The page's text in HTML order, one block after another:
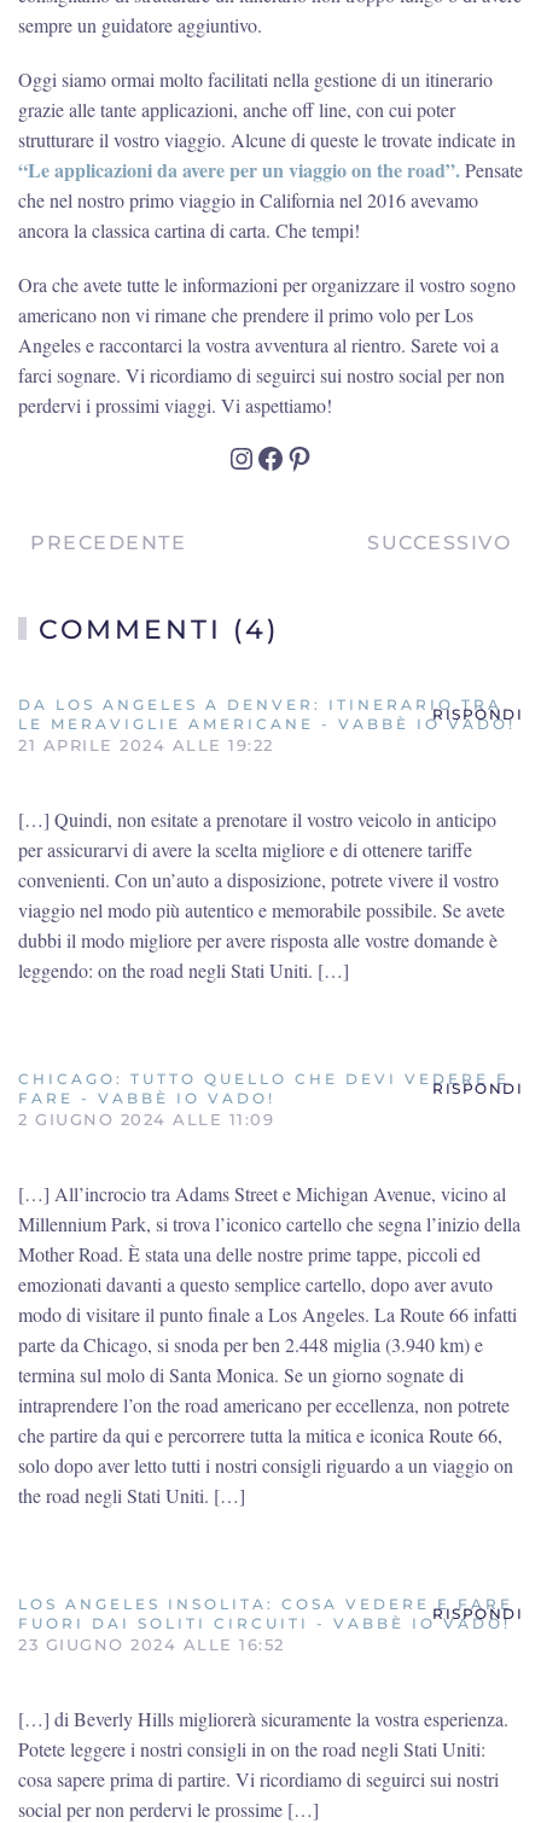
sempre un guidatore aggiuntivo.
Oggi siamo ormai molto facilitati nella gestione di un itinerario
grazie alle tante applicazioni, anche off line, con cui poter
strutturare il vostro viaggio. Alcune di queste le trovate indicate in
“Le applicazioni da avere per un viaggio on the road”.Pensate
che nel nostro primo viaggio in California nel 2016 avevamo
ancora la classica cartina di carta. Che tempi!
Ora che avete tutte le informazioni per organizzare il vostro sogno
americano non vi rimane che prendere il primo volo per Los
Angeles e raccontarci la vostra avventura al rientro. Sarete voi a
farci sognare. Vi ricordiamo di seguirci sui nostro social per non
perdervi i prossimi viaggi. Vi aspettiamo!
Instagram
Facebook
Pinterest
PRECEDENTE SUCCESSIVO
COMMENTI (4)
DA LOS ANGELES A DENVER: ITINERARIO TRA
LE MERAVIGLIE AMERICANE - VABBÈ IO VADO!
21 APRILE 2024 ALLE 19:22
RISPONDI
[…] Quindi, non esitate a prenotare il vostro veicolo in anticipo
per assicurarvi di avere la scelta migliore e di ottenere tariffe
convenienti. Con un’auto a disposizione, potrete vivere il vostro
viaggio nel modo più autentico e memorabile possibile. Se avete
dubbi il modo migliore per avere risposta alle vostre domande è
leggendo: on the road negli Stati Uniti. […]
CHICAGO: TUTTO QUELLO CHE DEVI VEDERE E
FARE - VABBÈ IO VADO!
2 GIUGNO 2024 ALLE 11:09
RISPONDI
[…] All’incrocio tra Adams Street e Michigan Avenue, vicino al
Millennium Park, si trova l’iconico cartello che segna l’inizio della
Mother Road. È stata una delle nostre prime tappe, piccoli ed
emozionati davanti a questo semplice cartello, dopo aver avuto
modo di visitare il punto finale a Los Angeles. La Route 66 infatti
parte da Chicago, si snoda per ben 2.448 miglia (3.940 km) e
termina sul molo di Santa Monica. Se un giorno sognate di
intraprendere l’on the road americano per eccellenza, non potrete
che partire da qui e percorrere tutta la mitica e iconica Route 66,
solo dopo aver letto tutti i nostri consigli riguardo a un viaggio on
the road negli Stati Uniti. […]
LOS ANGELES INSOLITA: COSA VEDERE E FARE
FUORI DAI SOLITI CIRCUITI - VABBÈ IO VADO!
23 GIUGNO 2024 ALLE 16:52
RISPONDI
[…] di Beverly Hills migliorerà sicuramente la vostra esperienza.
Potete leggere i nostri consigli in on the road negli Stati Uniti:
cosa sapere prima di partire. Vi ricordiamo di seguirci sui nostri
social per non perdervi le prossime […]